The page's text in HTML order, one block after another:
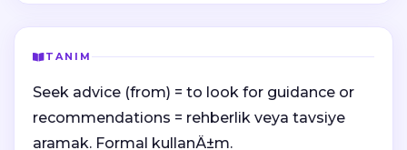
TANIM
Seek advice (from) = to look for guidance or
recommendations = rehberlik veya tavsiye
aramak. Formal kullanÄ±m.